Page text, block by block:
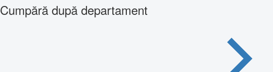
Cumpără după departament